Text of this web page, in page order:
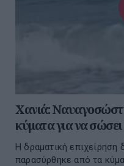
Χανιά:
κύματα για να
Η δραματική επιχείρηση
παρασύρθηκε από τα